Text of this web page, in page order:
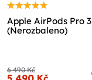
Apple AirPods Pro
(Nerozbaleno)
6 490 Kč